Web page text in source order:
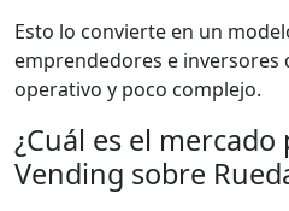
Esto lo convierte en un
emprendedores e inversores
operativo y poco complejo.
¿Cuál es el
Vending sobre